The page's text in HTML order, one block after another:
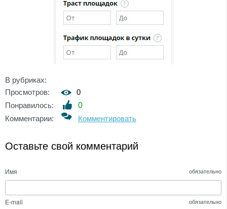
В рубриках:
Просмотров:
0
Понравилось:
0
Комментарии:
Комментировать
Оставьте свой комментарий
Имя обязательно
E-mail обязательно